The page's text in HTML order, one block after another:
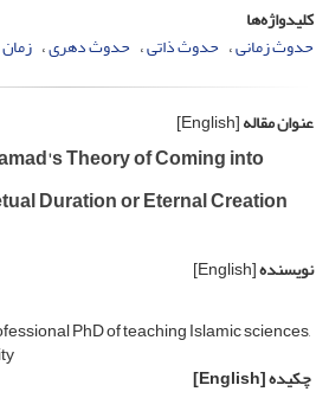
کلیدواژه‌ها
حدوث زمانی حدوث ذاتی حدوث دهری زمان
عنوان مقاله[English]
Theory of Coming into
Duration or Eternal Creation
نویسنده[English]
PhD of teaching Islamic sciences,
چکیده[English]